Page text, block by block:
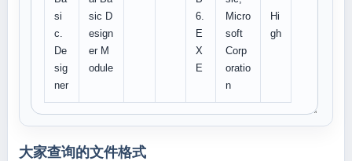
si
c.
De
sig
ner
sic D
esign
er M
odule
6.
E
X
E
Micro
soft
Corp
oratio
n
Hi
gh
大家查询的文件格式